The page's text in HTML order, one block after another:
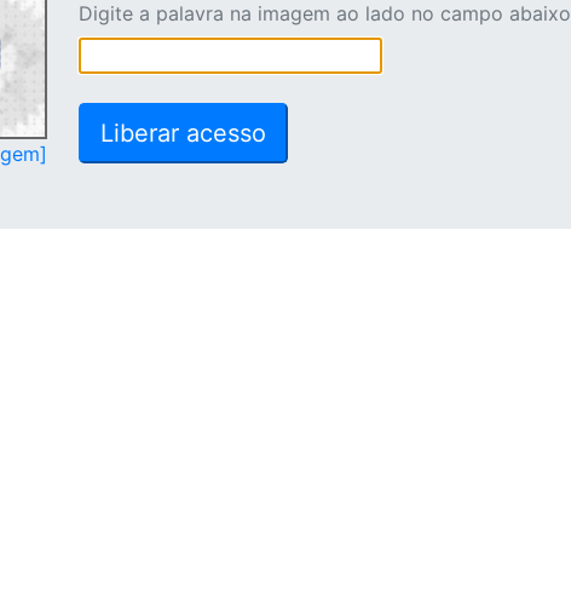
Digite a palavra na imagem ao lado no campo abaixo